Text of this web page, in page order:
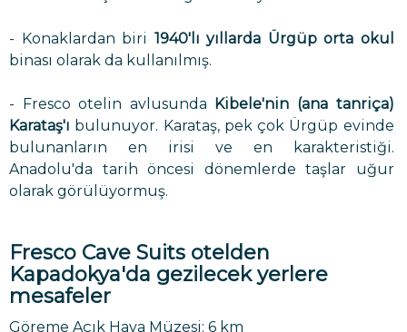
- Konaklardan biri 1940'lı yıllarda Ürgüp orta okul
binası olarak da kullanılmış.
- Fresco otelin avlusunda Kibele'nin (ana tanriça)
Karataş'ı bulunuyor. Karataş, pek çok Ürgüp evinde
bulunanların en irisi ve en karakteristiği.
Anadolu'da tarih öncesi dönemlerde taşlar uğur
olarak görülüyormuş.
Fresco Cave Suits otelden
Kapadokya'da gezilecek yerlere
mesafeler
Göreme Açık Hava Müzesi: 6 km